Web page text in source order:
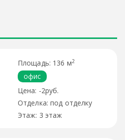
136 м2
офис
-2руб.
под отделку
3 этаж